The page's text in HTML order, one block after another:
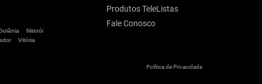
Niterói
Vitória
Produtos TeleListas
Fale Conosco
Política de Privacidade